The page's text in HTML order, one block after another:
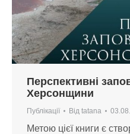
Перспективні
Херсонщини
Публікації Від tatana
Метою цієї книги є